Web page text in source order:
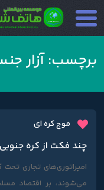
برچسب:آزار
موج کره ای
می‌شوند، بر اقتصاد